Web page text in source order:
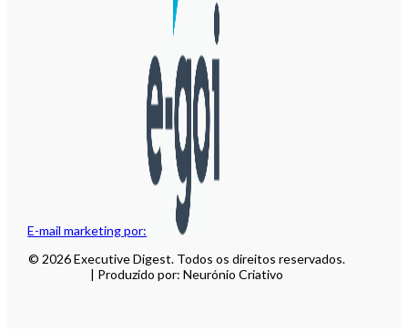
E-mail marketing por:
© 2026 Executive Digest. Todos os direitos reservados.
| Produzido por: Neurónio Criativo